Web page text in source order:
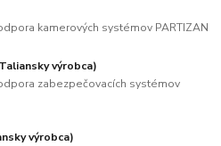
kamerových systémov PARTIZAN
výrobca)
zabezpečovacích systémov
výrobca)